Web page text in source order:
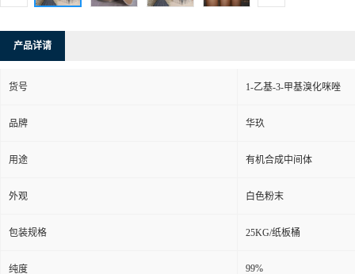
产品详请
货号 1-乙基-3-甲基溴化咪唑
品牌 华玖
用途 有机合成中间体
外观 白色粉末
包装规格 25KG/纸板桶
纯度 99%